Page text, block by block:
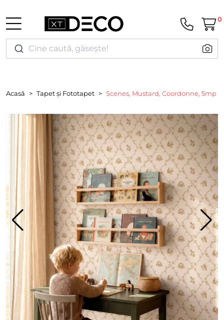
Cine caută, găsește!
0
Acasă Tapet și Fototapet Scenes, Mustard, Coordonne, 5mp /